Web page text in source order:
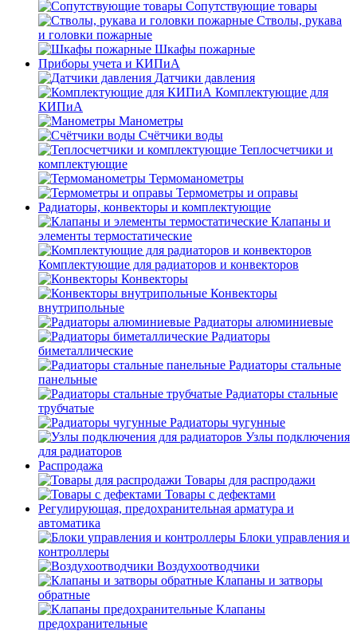
Сопутствующие товары
Стволы, рукава
и головки пожарные
Шкафы пожарные
Приборы учета и КИПиА
Датчики давления
Комплектующие для
КИПиА
Манометры
Счётчики воды
Теплосчетчики и
комплектующие
Термоманометры
Термометры и оправы
Радиаторы, конвекторы и комплектующие
Клапаны и
элементы термостатические
Комплектующие для радиаторов и конвекторов
Конвекторы
Конвекторы
внутрипольные
Радиаторы алюминиевые
Радиаторы
биметаллические
Радиаторы стальные
панельные
Радиаторы стальные
трубчатые
Радиаторы чугунные
Узлы подключения
для радиаторов
Распродажа
Товары для распродажи
Товары с дефектами
Регулирующая, предохранительная арматура и
автоматика
Блоки управления и
контроллеры
Воздухоотводчики
Клапаны и затворы
обратные
Клапаны
предохранительные